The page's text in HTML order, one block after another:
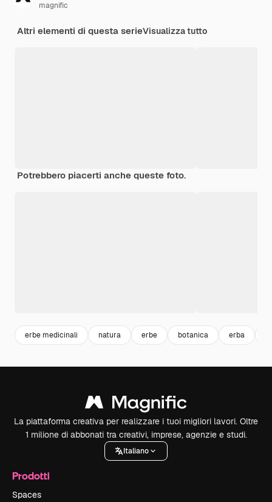
magnific
Altri elementi di questa serieVisualizza tutto
Potrebbero piacerti anche queste foto.
erbe medicinali natura erbe botanica erba
La piattaforma creativa per realizzare i tuoi migliori lavori. Oltre
1 milione di abbonati tra creativi, imprese, agenzie e studi.
Italiano
Prodotti
Spaces